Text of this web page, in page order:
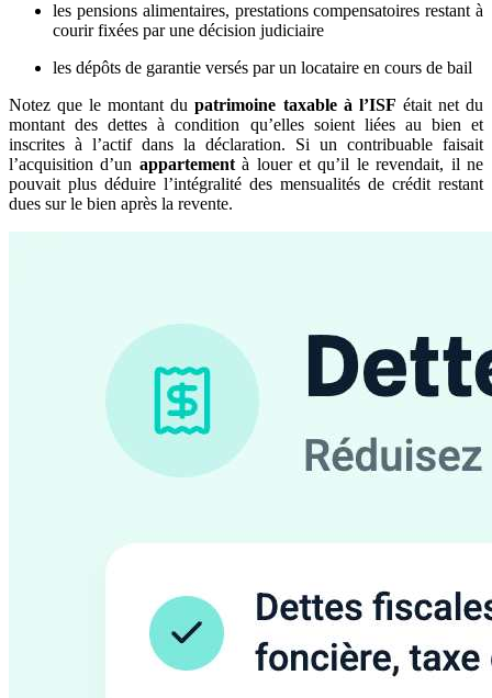
les pensions alimentaires, prestations compensatoires restant à
courir fixées par une décision judiciaire
les dépôts de garantie versés par un locataire en cours de bail
Notez que le montant dupatrimoine taxable à l’ISF était net du
montant des dettes à condition qu’elles soient liées au bien et
inscrites à l’actif dans la déclaration. Si un contribuable faisait
l’acquisition d’un appartementà louer et qu’il le revendait, il ne
pouvait plus déduire l’intégralité des mensualités de crédit restant
dues sur le bien après la revente.